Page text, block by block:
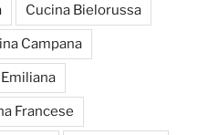
Cucina Bielorussa
Campana
Francese